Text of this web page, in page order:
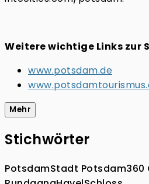
Weitere wichtige Links zur
www.potsdam.de
Mehr
Stichwörter
PotsdamStadt Potsdam360